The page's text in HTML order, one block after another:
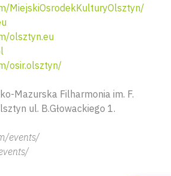
MiejskiOsrodekKulturyOlsztyn/
olsztyn.eu
osir.olsztyn/
Mazurska Filharmonia im. F.
ul. B.Głowackiego 1.
events/